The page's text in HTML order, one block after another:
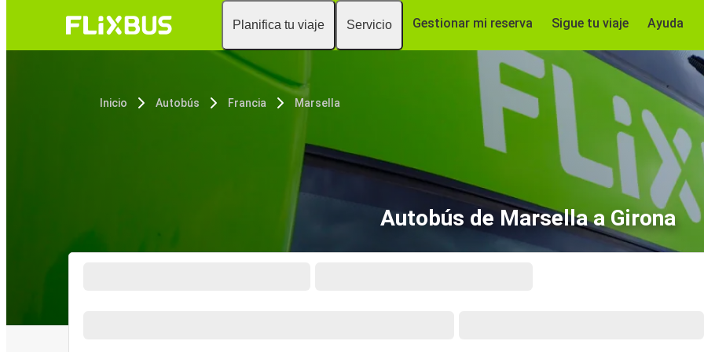
Planifica tu viaje Servicio Gestionar mi reserva Sigue tu viaje Ayuda
Inicio Autobús Francia Marsella
Autobús de Marsella a Girona